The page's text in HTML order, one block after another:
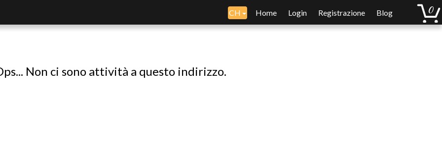
CH Home Login Registrazione Blog
Non ci sono attività a questo indirizzo.